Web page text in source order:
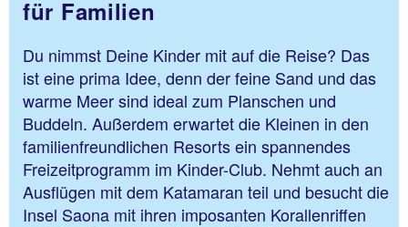
für Familien
Du nimmst Deine Kinder mit auf die Reise? Das
ist eine prima Idee, denn der feine Sand und das
warme Meer sind ideal zum Planschen und
Buddeln. Außerdem erwartet die Kleinen in den
familienfreundlichen Resorts ein spannendes
Freizeitprogramm im Kinder-Club. Nehmt auch an
Ausflügen mit dem Katamaran teil und besucht die
Insel Saona mit ihren imposanten Korallenriffen